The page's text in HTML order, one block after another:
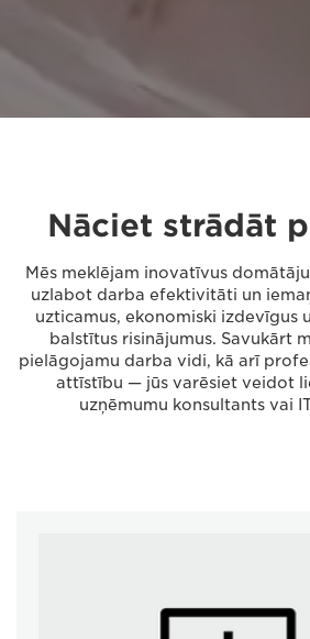
Nāciet strādāt
Mēs meklējam inovatīvus
uzlabot darba efektivitāti un
uzticamus, ekonomiski izdevīgus
balstītus risinājumus. Savukārt
pielāgojamu darba vidi, kā arī
attīstību — jūs varēsiet veidot
uzņēmumu konsultants vai